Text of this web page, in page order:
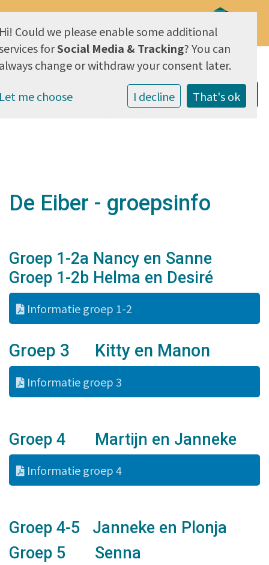
AVG & Privacy
De Eiber - groepsinfo
Groep 1-2a Nancy en Sanne
Groep 1-2b Helma en Desiré
Informatie groep 1-2
Groep 3 Kitty en Manon
Informatie groep 3
Groep 4 Martijn en Janneke
Informatie groep 4
Groep 4-5 Janneke en Plonja
Groep 5 Senna
Could we please enable some additional
forSocial Media & Tracking? You can
change or withdraw your consent later.
me choose
I decline That's ok